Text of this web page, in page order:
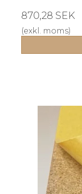
870,28 SEK
(exkl. moms)